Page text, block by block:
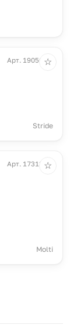
Арт. 19050.40
Stride
☆
Арт. 17313.69
Molti
☆